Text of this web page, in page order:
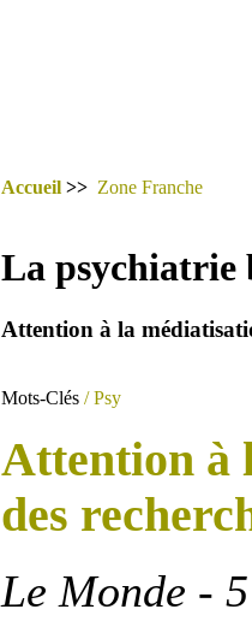
Accueil >> Zone Franche
La psychiatrie
Attention à la
Mots-Clés / Psy
Attention à
des
Le Monde -